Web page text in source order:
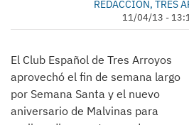
REDACCIÓN, TRES
11/04/13 -
El Club Español de Tres Arroyos
aprovechó el fin de semana largo
por Semana Santa y el nuevo
aniversario de Malvinas para